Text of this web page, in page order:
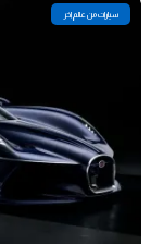
سيارات من عالم اخر